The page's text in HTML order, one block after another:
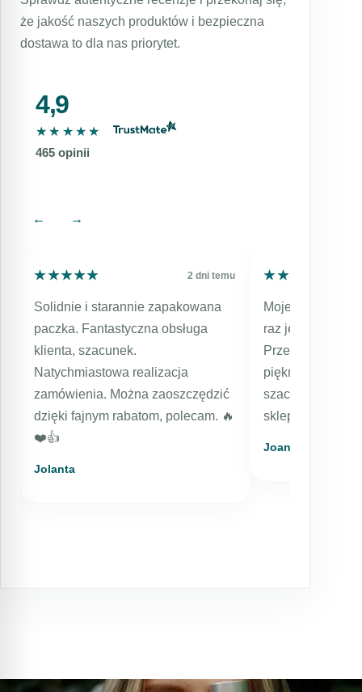
Omawiana substancja, podobnie jak inne
kwasy AHA, może zwiększyć wrażliwość
stosowanie ochrony przeciwsłonecznej.
czynnikami zewnętrznymi.
kosmeceutyku, zapewniamy wsparcie
naszych specjalistów. Udanych zakupów!
że jakość naszych produktów i bezpieczna
dostawa to dla nas priorytet.
4,9
★★★★★
★★★★★
465 opinii
← →
★★★★★
★★★★★ 2 dni temu
Solidnie i starannie zapakowana
paczka. Fantastyczna obsługa
klienta, szacunek.
Natychmiastowa realizacja
zamówienia. Można zaoszczędzić
dzięki fajnym rabatom, polecam. 🔥
❤️👍️
Jolanta
★★★★★
★★★★★
Moje kolejne
raz jestem
Przesyłka
pięknie
szacunkiem dla
sklep,
Joanna